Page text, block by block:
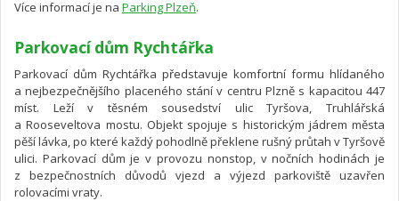
Více informací je na Parking Plzeň.
Parkovací dům Rychtářka
Parkovací dům Rychtářka představuje komfortní formu hlídaného
a nejbezpečnějšího placeného stání v centru Plzně s kapacitou 447
míst. Leží v těsném sousedství ulic Tyršova, Truhlářská
a Rooseveltova mostu. Objekt spojuje s historickým jádrem města
pěší lávka, po které každý pohodlně překlene rušný průtah v Tyršově
ulici. Parkovací dům je v provozu nonstop, v nočních hodinách je
z bezpečnostních důvodů vjezd a výjezd parkoviště uzavřen
rolovacími vraty.